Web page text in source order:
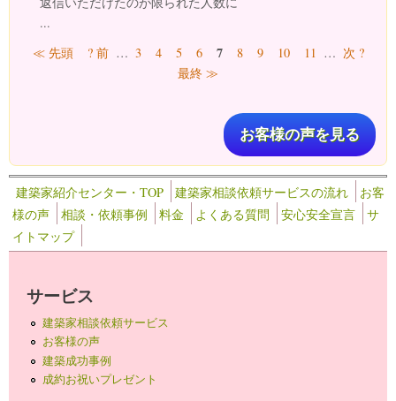
...
ページ
≪ 先頭 ? 前 … 3 4 5 6 7 8 9 10 11 … 次 ?
最終 ≫
お客様の声を見る
建築家紹介センター・TOP 建築家相談依頼サービスの流れ
お客
様の声
相談・依頼事例 料金 よくある質問 安心安全宣言
サ
イトマップ
サービス
建築家相談依頼サービス
お客様の声
建築成功事例
成約お祝いプレゼント